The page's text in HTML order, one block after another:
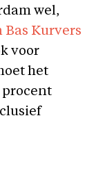
wel,
Kurvers
voor
het
procent